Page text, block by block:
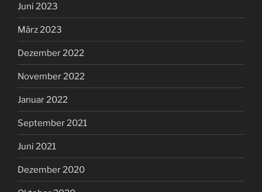
Juni 2023
März 2023
Dezember 2022
November 2022
Januar 2022
September 2021
Juni 2021
Dezember 2020